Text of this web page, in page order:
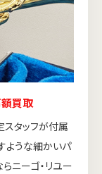
買取
タッフが付属
ような細かいパ
ニーゴ・リユー